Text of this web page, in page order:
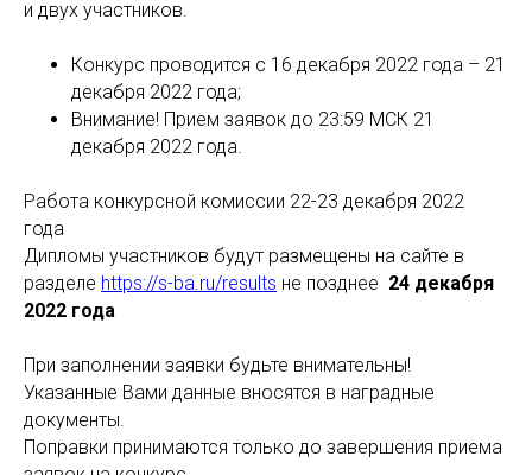
и двух участников.
Конкурс проводится с 16 декабря 2022 года – 21
декабря 2022 года;
Внимание! Прием заявок до 23:59 МСК 21
декабря 2022 года.
Работа конкурсной комиссии 22-23 декабря 2022
года
Дипломы участников будут размещены на сайте в
разделе https://s-ba.ru/results не позднее 24 декабря
2022 года
При заполнении заявки будьте внимательны!
Указанные Вами данные вносятся в наградные
документы.
Поправки принимаются только до завершения приема